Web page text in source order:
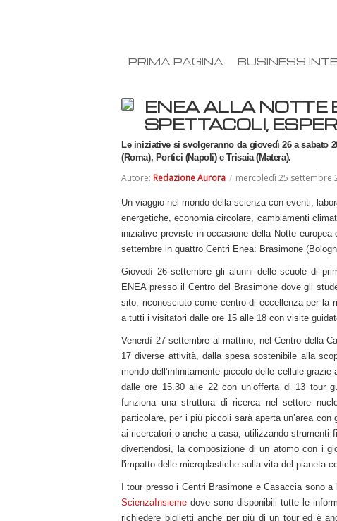
PRIMA PAGINA BUSINESS
ENEA ALLA NOTTE
SPETTACOLI,
Le iniziative si svolgeranno da giovedì 26 a sabato
(Roma), Portici (Napoli) e Trisaia (Matera).
Autore: Redazione Aurora / mercoledì 25 settembre
Un viaggio nel mondo della scienza con eventi,
energetiche, economia circolare, cambiamenti
iniziative previste in occasione della Notte
settembre in quattro Centri Enea: Brasimone
Giovedì 26 settembre gli alunni delle scuole di
ENEA presso il Centro del Brasimone dove gli
sito, riconosciuto come centro di eccellenza per la
a tutti i visitatori dalle ore 15 alle 18 con visite
Venerdì 27 settembre al mattino, nel Centro della
17 diverse attività, dalla spesa sostenibile alla
mondo dell’infinitamente piccolo delle cellule
dalle ore 15.30 alle 22 con un’offerta di 13 tour
funziona una struttura di ricerca nel settore
particolare, per i più piccoli sarà aperta un’area
ai ricercatori o anche a casa, utilizzando strumenti
divertendosi, la composizione di un atomo con i
l'impatto delle microplastiche sulla vita del pianeta
I tour presso i Centri Brasimone e Casaccia sono
ScienzaInsieme dove sono disponibili tutte le
richiedere biglietti anche per più di un tour ed è